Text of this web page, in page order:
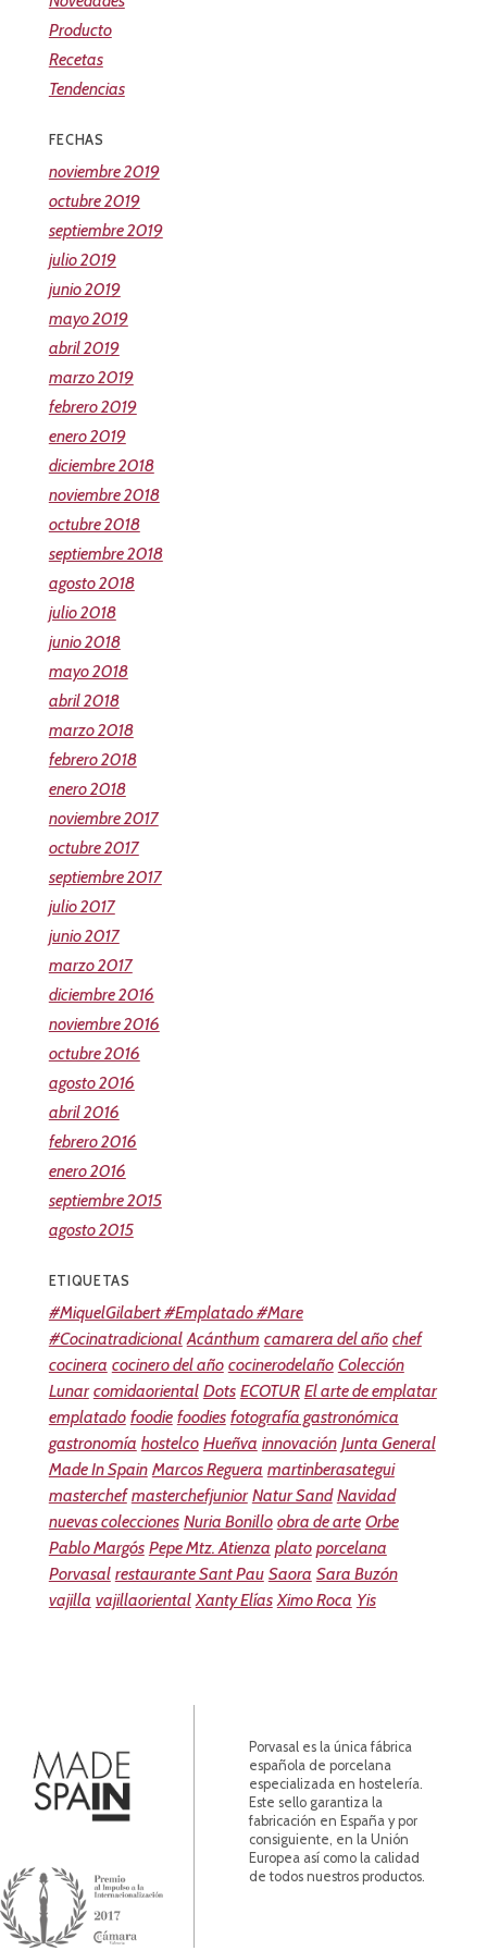
Producto
Recetas
Tendencias
FECHAS
noviembre 2019
octubre 2019
septiembre 2019
julio 2019
junio 2019
mayo 2019
abril 2019
marzo 2019
febrero 2019
enero 2019
diciembre 2018
noviembre 2018
octubre 2018
septiembre 2018
agosto 2018
julio 2018
junio 2018
mayo 2018
abril 2018
marzo 2018
febrero 2018
enero 2018
noviembre 2017
octubre 2017
septiembre 2017
julio 2017
junio 2017
marzo 2017
diciembre 2016
noviembre 2016
octubre 2016
agosto 2016
abril 2016
febrero 2016
enero 2016
septiembre 2015
agosto 2015
ETIQUETAS
#MiquelGilabert #Emplatado #Mare
#Cocinatradicional Acánthum camarera del año chef
cocinera cocinero del año cocinerodelaño Colección
Lunar comidaoriental Dots ECOTUR El arte de emplatar
emplatado foodie foodies fotografía gastronómica
gastronomía hostelco Hueñva innovación Junta General
Made In Spain Marcos Reguera martinberasategui
masterchef masterchefjunior Natur Sand Navidad
nuevas colecciones Nuria Bonillo obra de arte Orbe
Pablo Margós Pepe Mtz. Atienza plato porcelana
Porvasal restaurante Sant Pau Saora Sara Buzón
vajilla vajillaoriental Xanty Elías Ximo Roca Yis
Porvasal es la única fábrica
española de porcelana
especializada en hostelería.
Este sello garantiza la
fabricación en España y por
consiguiente, en la Unión
Europea así como la calidad
de todos nuestros productos.